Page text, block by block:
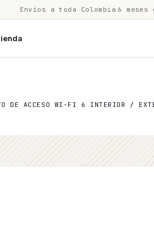
Envíos a toda Colombia 6
DE ACCESO WI-FI 6 INTERIOR /